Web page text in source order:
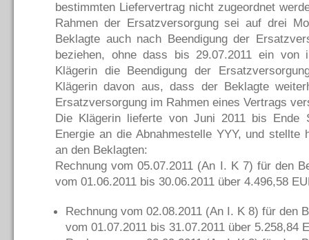
bestimmten Liefervertrag nicht zugeordnet
Rahmen der Ersatzversorgung sei auf drei
Beklagte auch nach Beendigung der
beziehen, ohne dass bis 29.07.2011 ein von
Klägerin die Beendigung der
Klägerin davon aus, dass der Beklagte
Ersatzversorgung im Rahmen eines Vertrags
Die Klägerin lieferte von Juni 2011 bis Ende
Energie an die Abnahmestelle YYY, und stellte
an den Beklagten:
Rechnung vom 05.07.2011 (An I. K 7) für den
vom 01.06.2011 bis 30.06.2011 über 4.496,58
Rechnung vom 02.08.2011 (An I. K 8) für den
vom 01.07.2011 bis 31.07.2011 über 5.258,84